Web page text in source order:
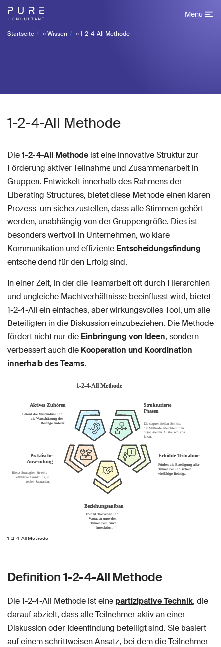
Menü
Startseite »Wissen »1-2-4-All Methode
1-2-4-All Methode
Die1-2-4-All Methode ist eine innovative Struktur zur
Förderung aktiver Teilnahme und Zusammenarbeit in
Gruppen. Entwickelt innerhalb des Rahmens der
Liberating Structures, bietet diese Methode einen klaren
Prozess, um sicherzustellen, dass alle Stimmen gehört
werden, unabhängig von der Gruppengröße. Dies ist
besonders wertvoll in Unternehmen, wo klare
Kommunikation und effiziente Entscheidungsfindung
entscheidend für den Erfolg sind.
In einer Zeit, in der die Teamarbeit oft durch Hierarchien
und ungleiche Machtverhältnisse beeinflusst wird, bietet
1-2-4-All ein einfaches, aber wirkungsvolles Tool, um alle
Beteiligten in die Diskussion einzubeziehen. Die Methode
fördert nicht nur die Einbringung von Ideen, sondern
verbessert auch die Kooperation und Koordination
innerhalb des Teams.
1-2-4-All Methode
Definition 1-2-4-All Methode
Die 1-2-4-All Methode ist eine partizipative Technik, die
darauf abzielt, dass alle Teilnehmer aktiv an einer
Diskussion oder Ideenfindung beteiligt sind. Sie basiert
auf einem schrittweisen Ansatz, bei dem die Teilnehmer